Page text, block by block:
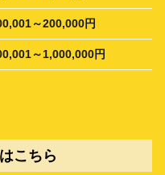
～200,000円
～1,000,000円
こちら